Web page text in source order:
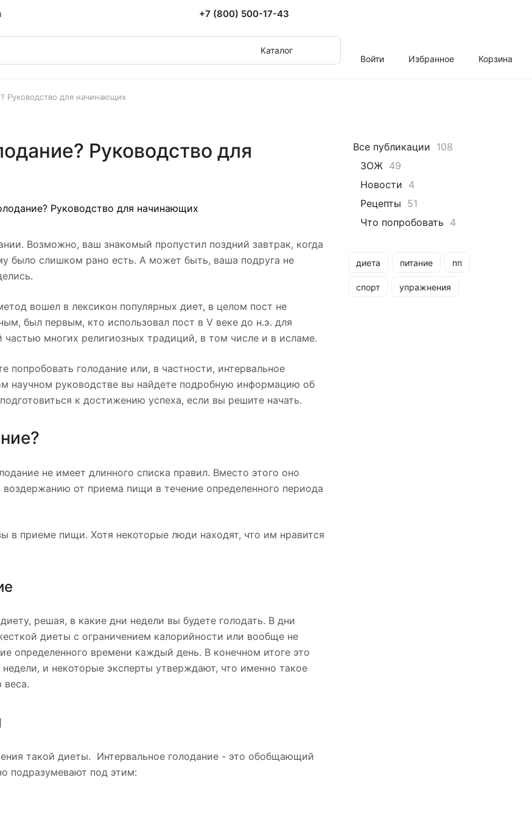
+7 (800) 500-17-43
Каталог
Войти
Избранное Корзина
Руководство для начинающих
Руководство для
Возможно, ваш знакомый пропустил поздний завтрак, когда
было слишком рано есть. А может быть, ваша подруга не
вошел в лексикон популярных диет, в целом пост не
был первым, кто использовал пост в V веке до н.э. для
частью многих религиозных традиций, в том числе и в исламе.
голодание или, в частности, интервальное
научном руководстве вы найдете подробную информацию об
к достижению успеха, если вы решите начать.
не имеет длинного списка правил. Вместо этого оно
от приема пищи в течение определенного периода
в приеме пищи. Хотя некоторые люди находят, что им нравится
решая, в какие дни недели вы будете голодать. В дни
диеты с ограничением калорийности или вообще не
определенного времени каждый день. В конечном итоге это
и некоторые эксперты утверждают, что именно такое
такой диеты. Интервальное голодание - это обобщающий
подразумевают под этим:
Все публикации 108
ЗОЖ 49
Новости 4
Рецепты 51
Что попробовать 4
диета питание пп
спорт упражнения